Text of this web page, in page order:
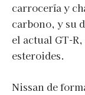
carrocería y
carbono, y su
el actual GT-
esteroides.
Nissan de